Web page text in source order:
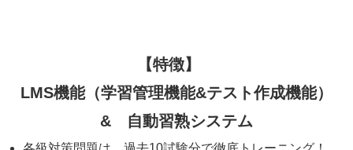
【特徴】
LMS機能（学習管理機能&テスト作成機能）
& 自動習熟システム